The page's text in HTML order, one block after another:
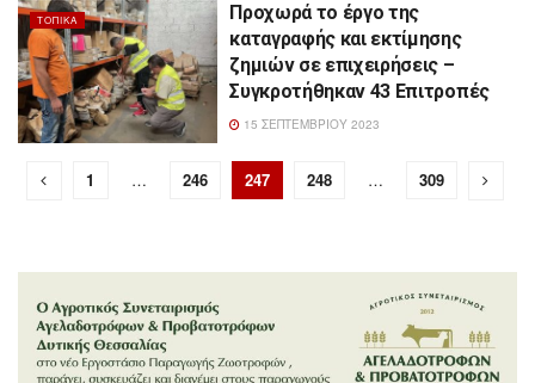
ΤΟΠΙΚΆ
Προχωρά το έργο της
καταγραφής και εκτίμησης
ζημιών σε επιχειρήσεις –
Συγκροτήθηκαν 43 Επιτροπές
15 ΣΕΠΤΕΜΒΡΊΟΥ 2023
1 … 246 247 248 … 309